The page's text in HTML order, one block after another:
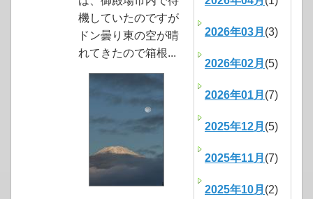
機していたのですが
ドン曇り東の空が晴
れてきたので箱根...
2026年03月 (3)
2026年02月 (5)
2026年01月 (7)
2025年12月 (5)
2025年11月 (7)
2025年10月 (2)